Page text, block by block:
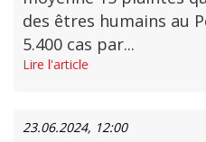
des êtres humains au
5.400 cas par...
Lire l'article
23.06.2024, 12:00